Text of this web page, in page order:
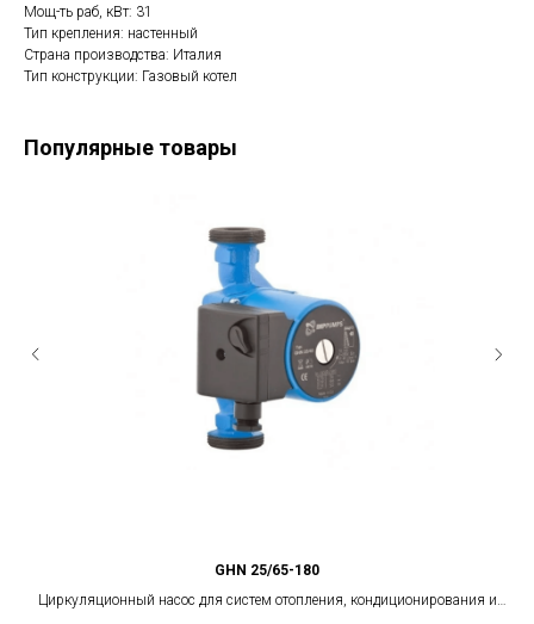
Мощ-ть раб, кВт: 31
Тип крепления: настенный
Страна производства: Италия
Тип конструкции: Газовый котел
Популярные товары
GHN 25/65-180
Циркуляционный насос для систем отопления, кондиционирования и